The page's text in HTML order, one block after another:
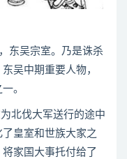
吴宗室。乃是诛杀
吴中期重要人物，
。
北伐大军送行的途中
皇室和世族大家之
家国大事托付给了